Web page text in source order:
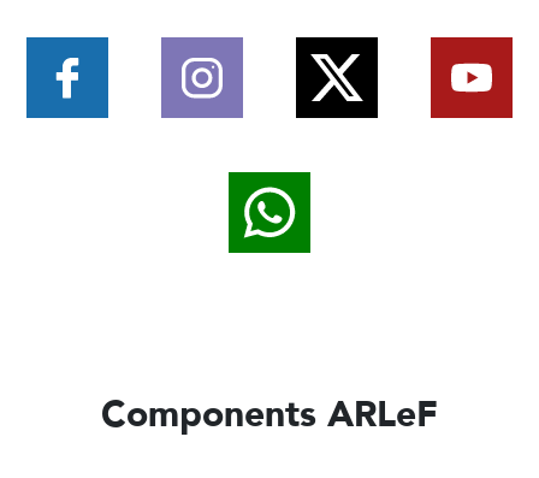
Components ARLeF